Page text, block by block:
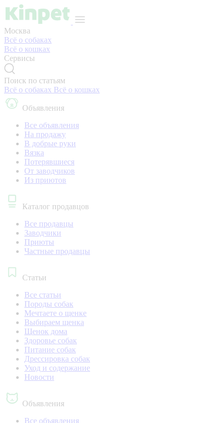
Москва
Всё о собаках
Всё о кошках
Сервисы
Поиск по статьям
Всё о собаках Всё о кошках
Объявления
Все объявления
На продажу
В добрые руки
Вязка
Потерявшиеся
От заводчиков
Из приютов
Каталог продавцов
Все продавцы
Заводчики
Приюты
Частные продавцы
Статьи
Все статьи
Породы собак
Мечтаете о щенке
Выбираем щенка
Щенок дома
Здоровье собак
Питание собак
Дрессировка собак
Уход и содержание
Новости
Объявления
Все объявления